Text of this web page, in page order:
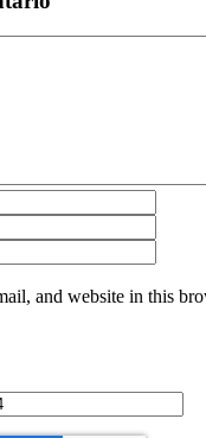
and website in this